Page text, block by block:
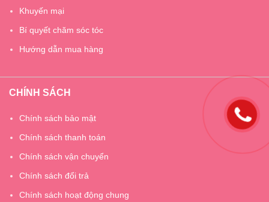
Khuyến mại
Bí quyết chăm sóc tóc
Hướng dẫn mua hàng
CHÍNH SÁCH
Chính sách bảo mật
Chính sách thanh toán
Chính sách vận chuyển
Chính sách đổi trả
Chính sách hoạt động chung